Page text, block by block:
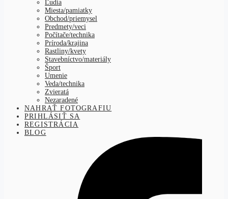
Ľudia
Miesta/pamiatky
Obchod/priemysel
Predmety/veci
Počítače/technika
Príroda/krajina
Rastliny/kvety
Stavebníctvo/materiály
Šport
Umenie
Veda/technika
Zvieratá
Nezaradené
NAHRAŤ FOTOGRAFIU
PRIHLÁSIŤ SA
REGISTRÁCIA
BLOG